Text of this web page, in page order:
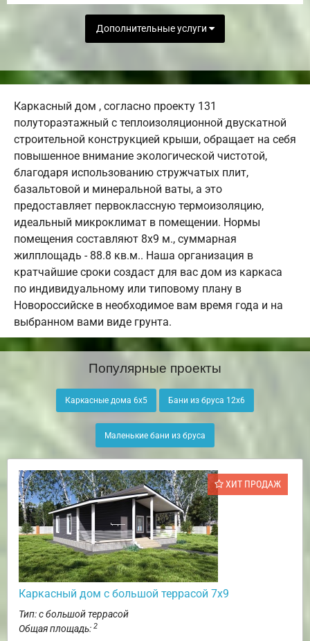
Дополнительные услуги
Каркасный дом , согласно проекту 131
полутораэтажный с теплоизоляционной двускатной
строительной конструкцией крыши, обращает на себя
повышенное внимание экологической чистотой,
благодаря использованию стружчатых плит,
базальтовой и минеральной ваты, а это
предоставляет первоклассную термоизоляцию,
идеальный микроклимат в помещении. Нормы
помещения составляют 8х9 м., суммарная
жилплощадь - 88.8 кв.м.. Наша организация в
кратчайшие сроки создаст для вас дом из каркаса
по индивидуальному или типовому плану в
Новороссийске в необходимое вам время года и на
выбранном вами виде грунта.
Популярные проекты
Каркасные дома 6х5 Бани из бруса 12х6
Маленькие бани из бруса
ХИТ ПРОДАЖ
Каркасный дом с большой террасой 7х9
Тип: с большой террасой
Общая площадь: 2